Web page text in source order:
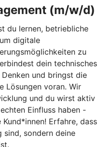
(m/w/d)
du lernen, betriebliche
digitale
zu
dein technisches
und bringst die
Lösungen voran. Wir
und du wirst aktiv
Einfluss haben -
Erfahre, dass
sind, sondern deine